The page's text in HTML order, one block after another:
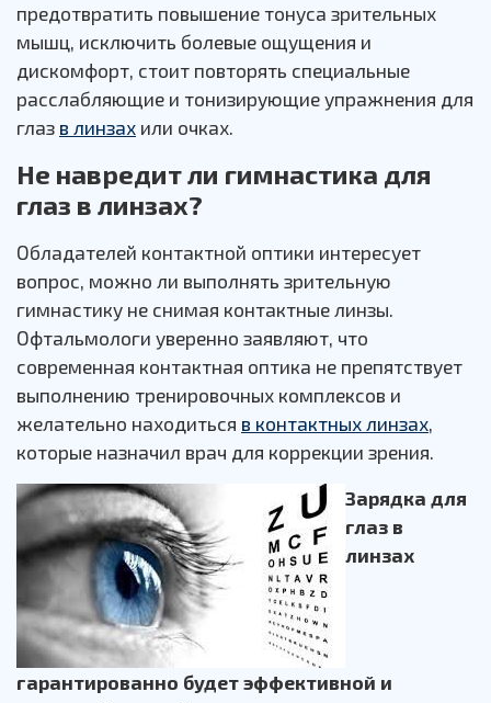
предотвратить повышение тонуса зрительных
мышц, исключить болевые ощущения и
дискомфорт, стоит повторять специальные
расслабляющие и тонизирующие упражнения для
глаз в линзах или очках.
Не навредит ли гимнастика для
глаз в линзах?
Обладателей контактной оптики интересует
вопрос, можно ли выполнять зрительную
гимнастику не снимая контактные линзы.
Офтальмологи уверенно заявляют, что
современная контактная оптика не препятствует
выполнению тренировочных комплексов и
желательно находиться в контактных линзах,
которые назначил врач для коррекции зрения.
Зарядка для
глаз в
линзах
гарантированно будет эффективной и